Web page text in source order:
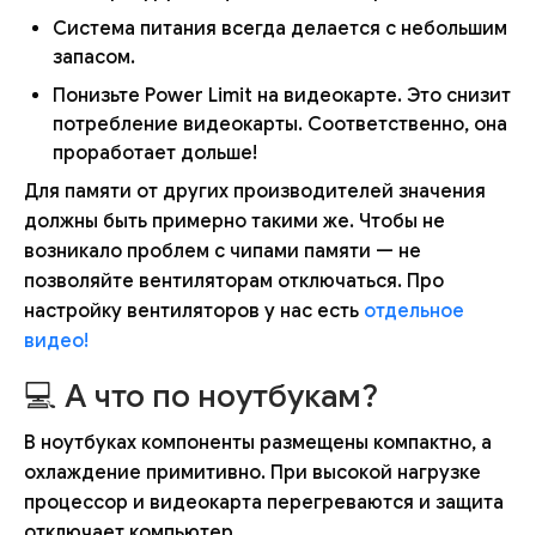
Система питания всегда делается с небольшим
запасом.
Понизьте Power Limit на видеокарте. Это снизит
потребление видеокарты. Соответственно, она
проработает дольше!
Для памяти от других производителей значения
должны быть примерно такими же. Чтобы не
возникало проблем с чипами памяти — не
позволяйте вентиляторам отключаться. Про
настройку вентиляторов у нас есть отдельное
видео!
💻 А что по ноутбукам?
В ноутбуках компоненты размещены компактно, а
охлаждение примитивно. При высокой нагрузке
процессор и видеокарта перегреваются и защита